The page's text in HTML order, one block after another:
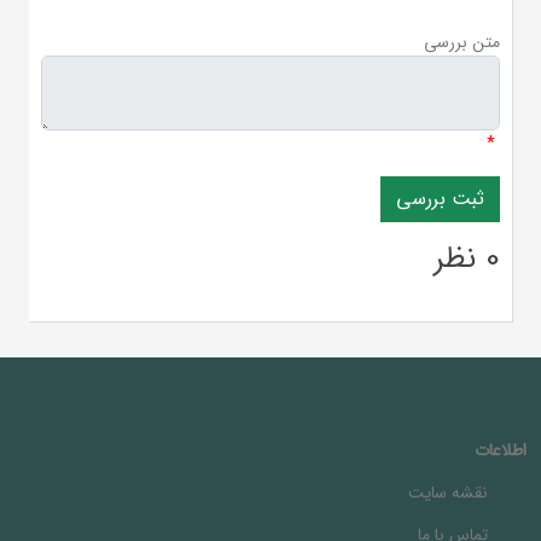
متن بررسی
*
0 نظر
اطلاعات
نقشه سایت
تماس با ما